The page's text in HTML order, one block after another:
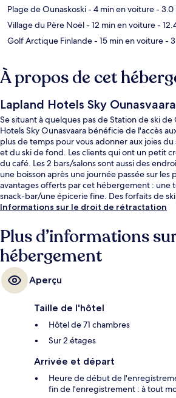
Plage de Ounaskoski- 4 min en voiture- 3.0
Village du Père Noël- 12 min en voiture-
Golf Arctique Finlande- 15 min en voiture-
À propos de cet
Lapland Hotels Sky Ounasvaara
Se situant à quelques pas de Station de ski de
Hotels Sky Ounasvaara bénéficie de l'accès
plus de temps pour vous adonner aux joies
et du ski de fond. Les clients qui ont un petit
du café. Les 2 bars/salons sont aussi des
une boisson après une journée passée sur les
avantages offerts par cet hébergement : une
snack-bar/une épicerie fine. Des forfaits de
d'équipements de ski et des cours de ski sont
Informations sur le droit de rétractation
Plus d’informations
hébergement
Aperçu
Taille de l'hôtel
Hôtel de 71 chambres
Sur 2 étages
Arrivée et départ
Heure de début de
fin de l'enregistrement : à tout